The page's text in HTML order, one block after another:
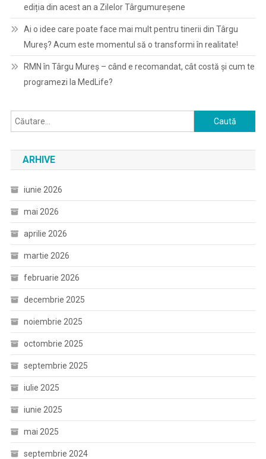
ediția din acest an a Zilelor Târgumureșene
Ai o idee care poate face mai mult pentru tinerii din Târgu
Mureș? Acum este momentul să o transformi în realitate!
RMN în Târgu Mureș – când e recomandat, cât costă și cum te
programezi la MedLife?
Caută
după:
ARHIVE
iunie 2026
mai 2026
aprilie 2026
martie 2026
februarie 2026
decembrie 2025
noiembrie 2025
octombrie 2025
septembrie 2025
iulie 2025
iunie 2025
mai 2025
septembrie 2024